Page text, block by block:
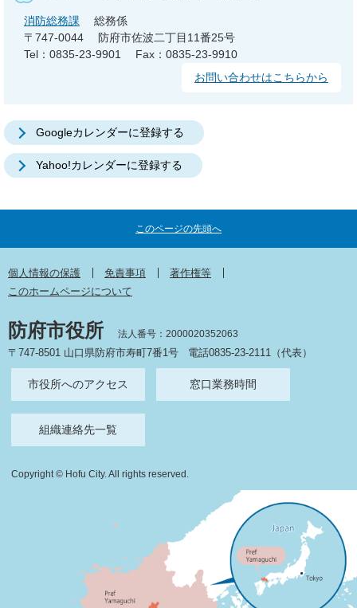
消防総務課
総務係
〒747-0044
防府市佐波二丁目11番25号
Tel：0835-23-9901
Fax：0835-23-9910
お問い合わせはこちらから
Googleカレンダーに登録する
Yahoo!カレンダーに登録する
このページの先頭へ
個人情報の保護 免責事項
著作権等
このホームページについて
防府市役所 法人番号：2000020352063
〒747-8501 山口県防府市寿町7番1号 電話0835-23-2111（代表）
市役所へのアクセス 窓口業務時間
組織連絡先一覧
Copyright © Hofu City. All rights reserved.